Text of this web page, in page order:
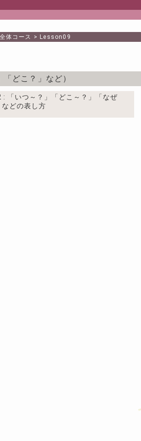
体コース > Lesson09
どこ？」など）
「いつ～？」「どこ～？」「なぜ
などの表し方